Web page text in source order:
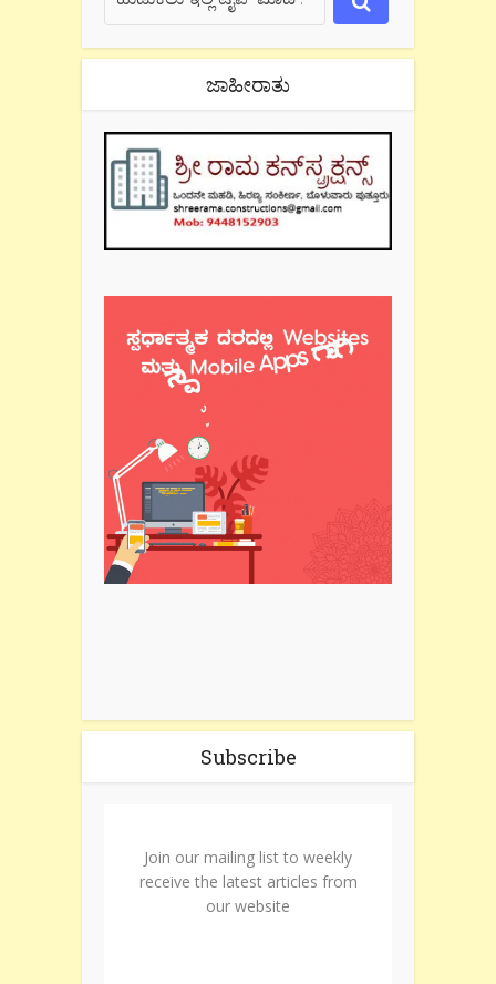
ಜಾಹೀರಾತು
Subscribe
Join our mailing list to weekly
receive the latest articles from
our website